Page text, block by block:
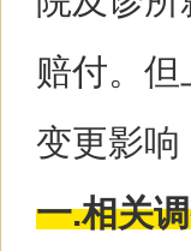
赔付。
变更影响
一.相关